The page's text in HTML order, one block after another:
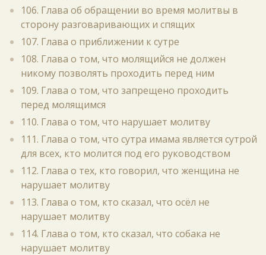
106. Глава об обращении во время молитвы в
сторону разговаривающих и спящих
107. Глава о приближении к сутре
108. Глава о том, что молящийся не должен
никому позволять проходить перед ним
109. Глава о том, что запрещено проходить
перед молящимся
110. Глава о том, что нарушает молитву
111. Глава о том, что сутра имама является сутрой
для всех, кто молится под его руководством
112. Глава о тех, кто говорил, что женщина не
нарушает молитву
113. Глава о том, кто сказал, что осёл не
нарушает молитву
114. Глава о том, кто сказал, что собака не
нарушает молитву